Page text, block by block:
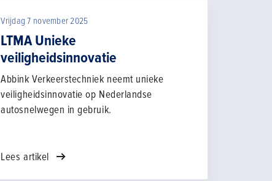
Vrijdag 7 november 2025
LTMA Unieke
veiligheidsinnovatie
Abbink Verkeerstechniek neemt unieke
veiligheidsinnovatie op Nederlandse
autosnelwegen in gebruik.
Lees artikel